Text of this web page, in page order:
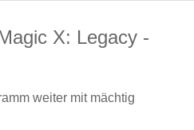
X: Legacy -
weiter mit mächtig